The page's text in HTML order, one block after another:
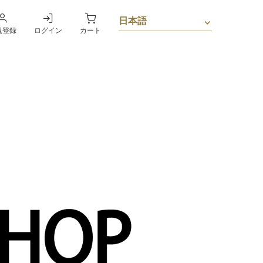
登録 ログイン カート